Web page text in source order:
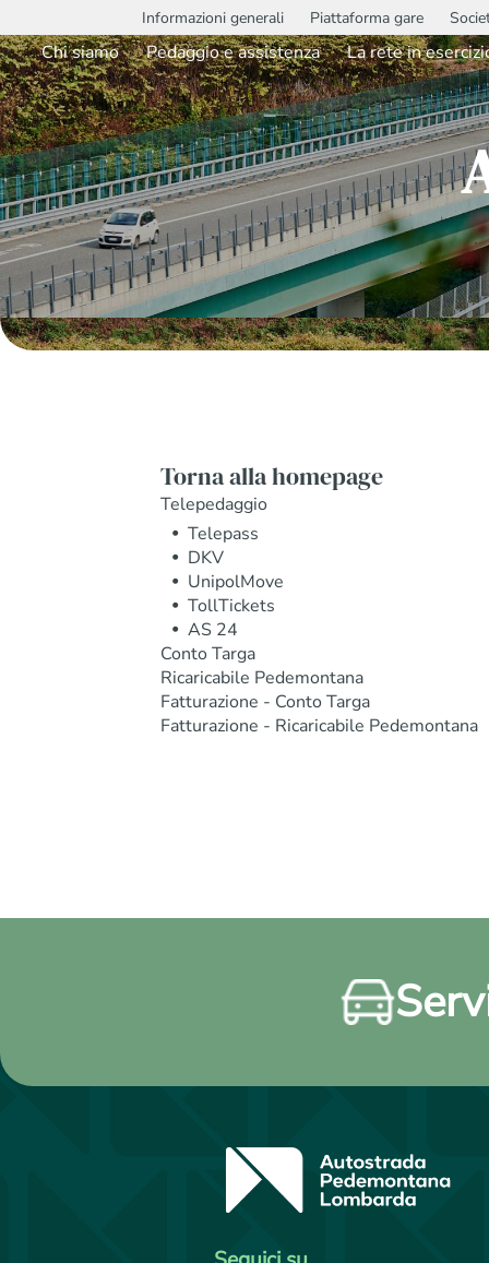
Informazioni generali Piattaforma gare
Chi siamo Pedaggio e assistenza La rete in
Torna alla homepage
Telepedaggio
Telepass
DKV
UnipolMove
TollTickets
AS 24
Conto Targa
Ricaricabile Pedemontana
Fatturazione - Conto Targa
Fatturazione - Ricaricabile Pedemontana